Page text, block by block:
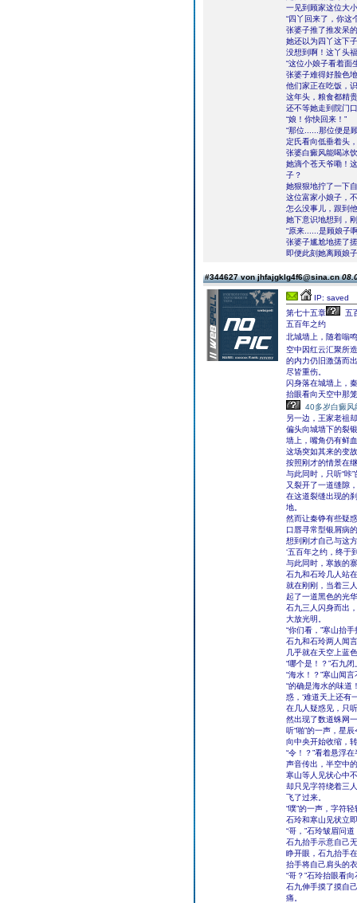
一见到顾家这位大
“四丫回来了，你这
张婆子推了推发呆
她还以为四丫这下
没想到啊！这丫头
“这位小娘子看着面
张婆子难得好脸色
他们家正在吃饭，
这年头，粮食都精
还不等她走到院门
“娘！你快回来！”
“那位......那位便是
定氏看向低垂着头
张婆白癜风能喝冰
她滴个苍天爷嘞！
子？
她狠狠地拧了一下
这位富家小娘子，
怎么没事儿，跟到
她下意识地想到，
“原来......是顾娘子
张婆子尴尬地搓了
即便此刻她离顾娘
#344627 von jhfajgklg4f6@sina.cn
IP: saved
第七十五章
五
五百年之约
北城墙上，随着嗡
空中因红云汇聚所
的内力仍旧激荡而
尽皆重伤。
闪身落在城墙上，
抬眼看向天空中那
40多岁白癜风
另一边，王家老祖
偏头向城墙下的裂
墙上，嘴角仍有鲜
这场突如其来的变
按照刚才的情景在
与此同时，只听“咔
又裂开了一道缝隙
在这道裂缝出现的
地。
然而让秦铮有些疑
口唇寻常型银屑病
想到刚才自己与这
‘五百年之约，终于
与此同时，寒族的
石九和石玲几人站
就在刚刚，当着三
起了一道黑色的光
石九三人闪身而出
大放光明。
“你们看，”寒山抬
石九和石玲两人闻
几乎就在天空上蓝
“哪个是！？”石九
“海水！？”寒山闻
“的确是海水的味道
惑，‘难道天上还有
在几人疑惑见，只
然出现了数道蛛网
听“啪”的一声，星
向中央开始收缩，
“令！？”看着悬浮
声音传出，半空中
寒山等人见状心中
却只见字符绕着三
飞了过来。
“噗”的一声，字符
石玲和寒山见状立
“哥，”石玲皱眉问
石九抬手示意自己
睁开眼，石九抬手
抬手将自己肩头的
“哥？”石玲抬眼看
石九伸手摸了摸自
痛。